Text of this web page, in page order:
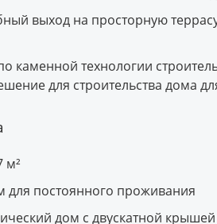
выход на просторную
каменной технологии
для строительства дома
м²
постоянного проживания
дом с двускатной крышей